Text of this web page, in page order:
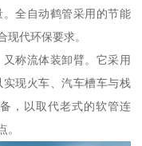
全自动鹤管采用的节能
代环保要求。
称流体装卸臂。它采用
现火车、汽车槽车与栈
，以取代老式的软管连
。